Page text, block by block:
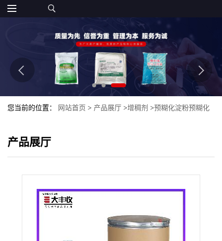
您当前的位置： 网站首页 > 产品展厅 >增稠剂 >预糊化淀粉预糊化
产品展厅